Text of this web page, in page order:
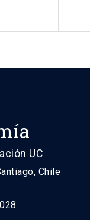
UC
Chile